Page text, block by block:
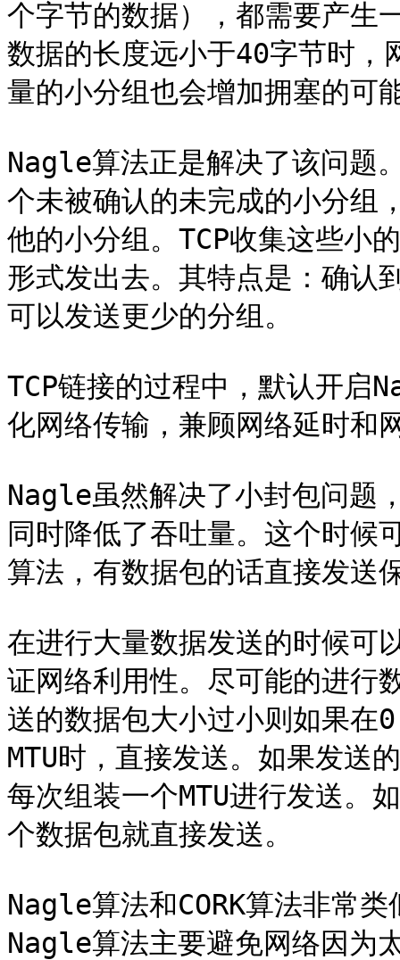
个字节的数据），都需要产生
数据的长度远小于40字节时，
量的小分组也会增加拥塞的可
Nagle算法正是解决了该问题
个未被确认的未完成的小分组
他的小分组。TCP收集这些小
形式发出去。其特点是：确认
可以发送更少的分组。
TCP链接的过程中，默认开启
化网络传输，兼顾网络延时和
Nagle虽然解决了小封包问题
同时降低了吞吐量。这个时候
算法，有数据包的话直接发送
在进行大量数据发送的时候可
证网络利用性。尽可能的进行
送的数据包大小过小则如果
MTU时，直接发送。如果发
每次组装一个MTU进行发送
个数据包就直接发送。
Nagle算法和CORK算法非常
Nagle算法主要避免网络因为